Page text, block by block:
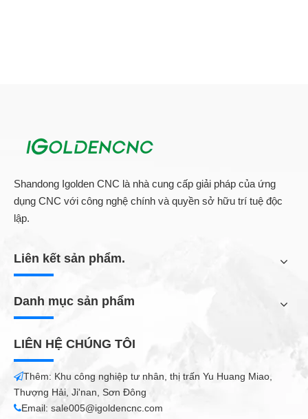
Shandong Igolden CNC là nhà cung cấp giải pháp của ứng
dụng CNC với công nghệ chính và quyền sở hữu trí tuệ độc
lập.
Liên kết sản phẩm.
Danh mục sản phẩm
LIÊN HỆ CHÚNG TÔI
Thêm: Khu công nghiệp tư nhân, thị trấn Yu Huang Miao,
Thượng Hải, Ji'nan, Sơn Đông
Email: sale005@igoldencnc.com